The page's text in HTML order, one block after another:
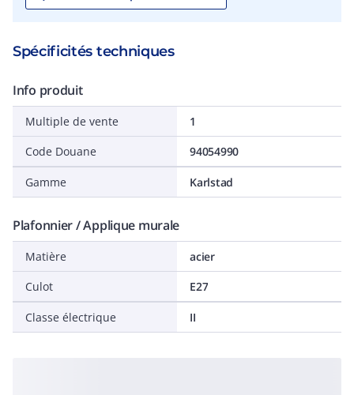
Spécificités techniques
Info produit
Multiple de vente
1
Code Douane
94054990
Gamme Karlstad
Plafonnier / Applique murale
Matière
acier
Culot
E27
Classe électrique II